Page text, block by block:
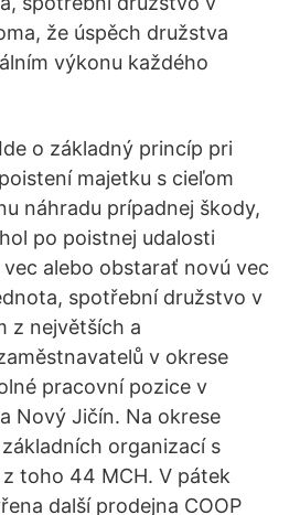
že úspěch družstva
výkonu každého
Ide o základný princíp pri
poistení majetku s cieľom
náhradu prípadnej škody,
po poistnej udalosti
alebo obstarať novú vec
spotřební družstvo v
z největších a
v okrese
pracovní pozice v
Nový Jičín. Na okrese
organizací s
toho 44 MCH. V pátek
další prodejna COOP